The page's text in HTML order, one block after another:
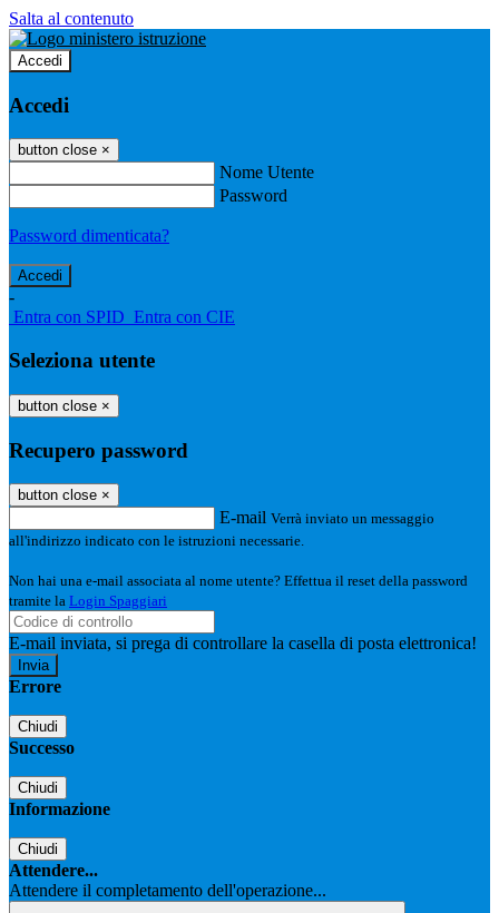
Salta al contenuto
Accedi
Accedi
button close ×
Nome Utente
Password
Password dimenticata?
-
Entra con SPID Entra con CIE
Seleziona utente
button close ×
Recupero password
button close ×
E-mail Verrà inviato un messaggio
all'indirizzo indicato con le istruzioni necessarie.
Non hai una e-mail associata al nome utente? Effettua il reset della password
tramite la Login Spaggiari
E-mail inviata, si prega di controllare la casella di posta elettronica!
Errore
Chiudi
Successo
Chiudi
Informazione
Chiudi
Attendere...
Attendere il completamento dell'operazione...